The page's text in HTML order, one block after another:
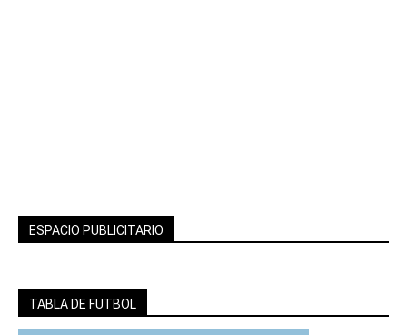
ESPACIO PUBLICITARIO
TABLA DE FUTBOL